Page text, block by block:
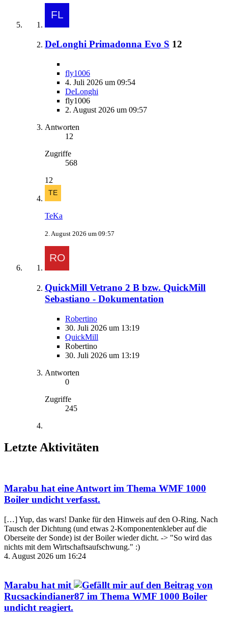
DeLonghi Primadonna Evo S 12
fly1006
4. Juli 2026 um 09:54
DeLonghi
fly1006
2. August 2026 um 09:57
Antworten
12
Zugriffe
568
12
TeKa
2. August 2026 um 09:57
QuickMill Vetrano 2 B bzw. QuickMill
Sebastiano - Dokumentation
Robertino
30. Juli 2026 um 13:19
QuickMill
Robertino
30. Juli 2026 um 13:19
Antworten
0
Zugriffe
245
Letzte Aktivitäten
Marabu hat eine Antwort im Thema WMF 1000
Boiler undicht verfasst.
[…] Yup, das wars! Danke für den Hinweis auf den O-Ring. Nach
Tausch der Dichtung (und etwas 2-Komponentenkleber auf die
Oberseite der Sonde) ist der Boiler wieder dicht. -> "So wird das
nichts mit dem Wirtschaftsaufschwung." :)
4. August 2026 um 16:24
Marabu hat mit
auf den Beitrag von
Rucsackindianer87 im Thema WMF 1000 Boiler
undicht reagiert.